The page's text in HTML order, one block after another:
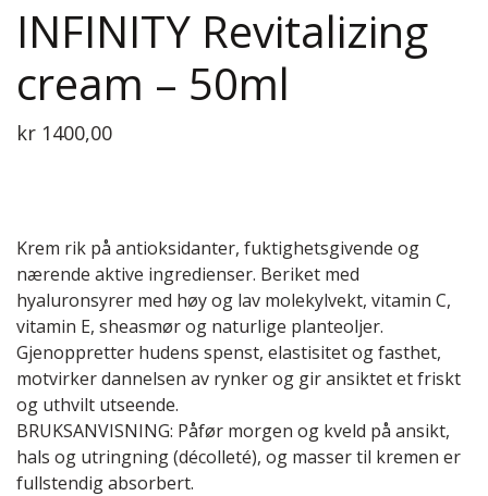
INFINITY Revitalizing
cream – 50ml
kr 1400,00
Krem rik på antioksidanter, fuktighetsgivende og
nærende aktive ingredienser. Beriket med
hyaluronsyrer med høy og lav molekylvekt, vitamin C,
vitamin E, sheasmør og naturlige planteoljer.
Gjenoppretter hudens spenst, elastisitet og fasthet,
motvirker dannelsen av rynker og gir ansiktet et friskt
og uthvilt utseende.
BRUKSANVISNING: Påfør morgen og kveld på ansikt,
hals og utringning (décolleté), og masser til kremen er
fullstendig absorbert.